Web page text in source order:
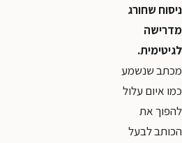
ניסוח שחורג
מדרישה
לגיטימית.
מכתב שנשמע
כמו איום עלול
להפוך את
הכותב לבעל